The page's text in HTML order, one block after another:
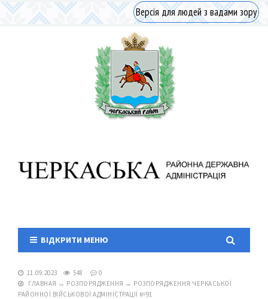
Версія для людей з вадами зору
ВІДКРИТИ МЕНЮ
11.09.2023 548
0
ГЛАВНАЯ → РОЗПОРЯДЖЕННЯ → РОЗПОРЯДЖЕННЯ ЧЕРКАСЬКОЇ
РАЙОННОЇ ВІЙСЬКОВОЇ АДМІНІСТРАЦІЇ №91